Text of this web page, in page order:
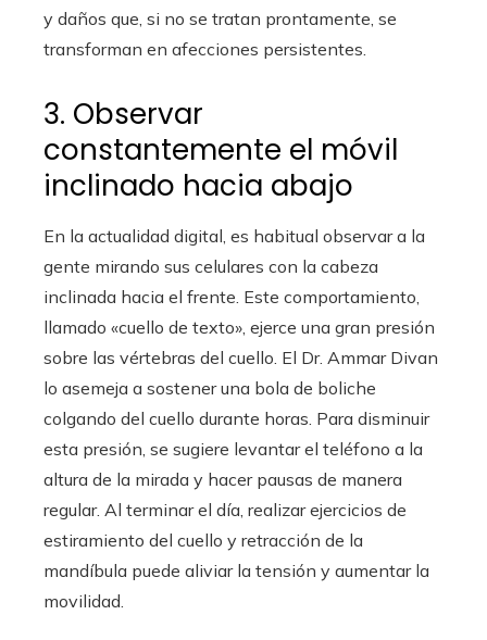
y daños que, si no se tratan prontamente, se
transforman en afecciones persistentes.
3. Observar
constantemente el móvil
inclinado hacia abajo
En la actualidad digital, es habitual observar a la
gente mirando sus celulares con la cabeza
inclinada hacia el frente. Este comportamiento,
llamado «cuello de texto», ejerce una gran presión
sobre las vértebras del cuello. El Dr. Ammar Divan
lo asemeja a sostener una bola de boliche
colgando del cuello durante horas. Para disminuir
esta presión, se sugiere levantar el teléfono a la
altura de la mirada y hacer pausas de manera
regular. Al terminar el día, realizar ejercicios de
estiramiento del cuello y retracción de la
mandíbula puede aliviar la tensión y aumentar la
movilidad.